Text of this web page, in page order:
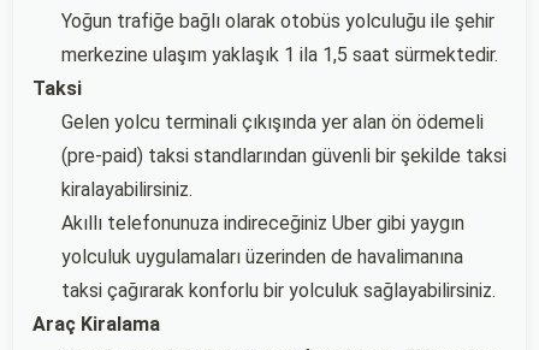
Yoğun trafiğe bağlı olarak otobüs yolculuğu ile şehir
merkezine ulaşım yaklaşık 1 ila 1,5 saat sürmektedir.
Taksi
Gelen yolcu terminali çıkışında yer alan ön ödemeli
(pre-paid) taksi standlarından güvenli bir şekilde taksi
kiralayabilirsiniz.
Akıllı telefonunuza indireceğiniz Uber gibi yaygın
yolculuk uygulamaları üzerinden de havalimanına
taksi çağırarak konforlu bir yolculuk sağlayabilirsiniz.
Araç Kiralama